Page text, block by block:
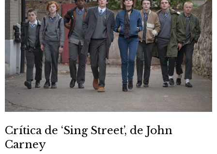
Crítica de ‘Sing Street’, de John
Carney